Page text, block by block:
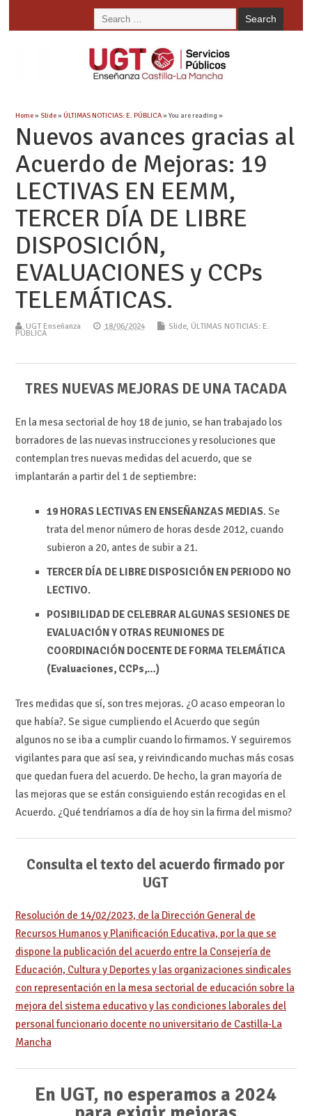
Home»Slide»ÚLTIMAS NOTICIAS: E. PÚBLICA» You are reading »
Nuevos avances gracias al
Acuerdo de Mejoras: 19
LECTIVAS EN EEMM,
TERCER DÍA DE LIBRE
DISPOSICIÓN,
EVALUACIONES y CCPs
TELEMÁTICAS.
UGT Enseñanza 18/06/2024 Slide, ÚLTIMAS NOTICIAS: E.
PÚBLICA
TRES NUEVAS MEJORAS DE UNA TACADA
En la mesa sectorial de hoy 18 de junio, se han trabajado los
borradores de las nuevas instrucciones y resoluciones que
contemplan tres nuevas medidas del acuerdo, que se
implantarán a partir del 1 de septiembre:
19 HORAS LECTIVAS EN ENSEÑANZAS MEDIAS. Se
trata del menor número de horas desde 2012, cuando
subieron a 20, antes de subir a 21.
TERCER DÍA DE LIBRE DISPOSICIÓN EN PERIODO NO
LECTIVO.
POSIBILIDAD DE CELEBRAR ALGUNAS SESIONES DE
EVALUACIÓN Y OTRAS REUNIONES DE
COORDINACIÓN DOCENTE DE FORMA TELEMÁTICA
(Evaluaciones, CCPs,…)
Tres medidas que sí, son tres mejoras. ¿O acaso empeoran lo
que había?. Se sigue cumpliendo el Acuerdo que según
algunos no se iba a cumplir cuando lo firmamos. Y seguiremos
vigilantes para que así sea, y reivindicando muchas más cosas
que quedan fuera del acuerdo. De hecho, la gran mayoría de
las mejoras que se están consiguiendo están recogidas en el
Acuerdo. ¿Qué tendríamos a día de hoy sin la firma del mismo?
Consulta el texto del acuerdo firmado por
UGT
Resolución de 14/02/2023, de la Dirección General de
Recursos Humanos y Planificación Educativa, por la que se
dispone la publicación del acuerdo entre la Consejería de
Educación, Cultura y Deportes y las organizaciones sindicales
con representación en la mesa sectorial de educación sobre la
mejora del sistema educativo y las condiciones laborales del
personal funcionario docente no universitario de Castilla-La
Mancha
En UGT, no esperamos a 2024